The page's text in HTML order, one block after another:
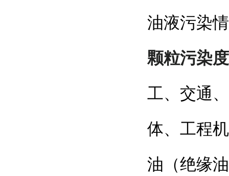
油液污染
颗粒污染
工、交通
体、工程
油（绝缘